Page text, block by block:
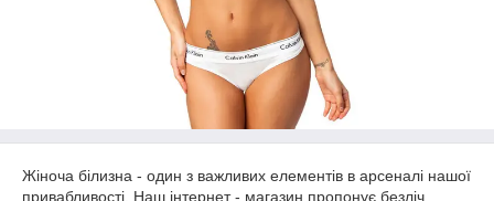
Жіноча білизна - один з важливих елементів в арсеналі нашої
привабливості. Наш інтернет - магазин пропонує безліч